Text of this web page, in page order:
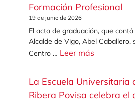
Formación Profesional
19 de junio de 2026
El acto de graduación, que
Alcalde de Vigo, Abel Caballero,
Centro … Leer más
La Escuela Universitaria
Ribera Povisa celebra el